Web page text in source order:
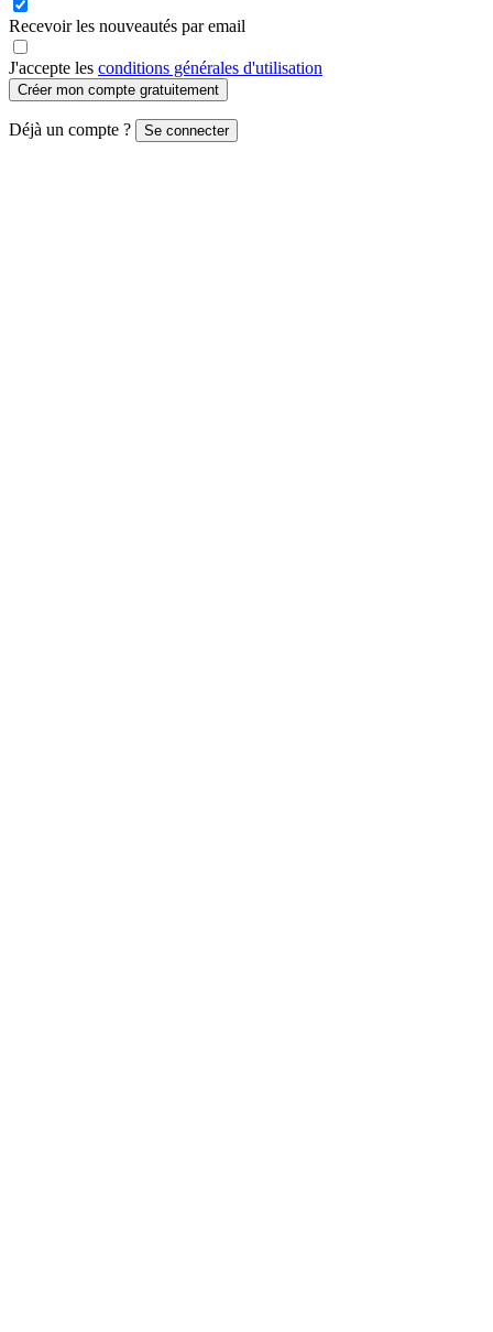
Recevoir les nouveautés par email
J'accepte les conditions générales d'utilisation
Créer mon compte gratuitement
Déjà un compte ? Se connecter